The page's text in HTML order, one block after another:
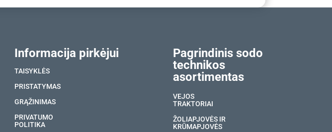
Informacija pirkėjui
TAISYKLĖS
PRISTATYMAS
GRĄŽINIMAS
PRIVATUMO
POLITIKA
Pagrindinis sodo
technikos
asortimentas
VEJOS
TRAKTORIAI
ŽOLIAPJOVĖS IR
KRŪMAPJOVĖS